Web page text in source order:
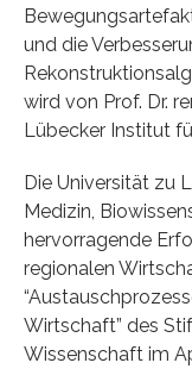
und die
wird von Prof. Dr.
Lübecker Institut
Die Universität zu
Medizin,
hervorragende
regionalen
Wirtschaft” des
Wissenschaft im